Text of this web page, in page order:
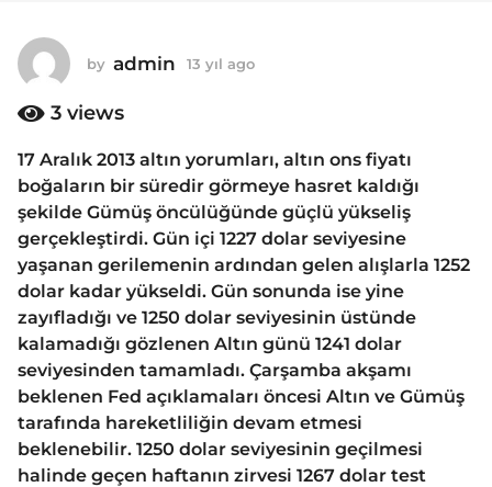
o
1
3
ı
l
a
g
o
by admin 13 yıl ago
a
g
o
3 views
17 Aralık 2013 altın yorumları, altın ons fiyatı
boğaların bir süredir görmeye hasret kaldığı
şekilde Gümüş öncülüğünde güçlü yükseliş
gerçekleştirdi. Gün içi 1227 dolar seviyesine
yaşanan gerilemenin ardından gelen alışlarla 1252
dolar kadar yükseldi. Gün sonunda ise yine
zayıfladığı ve 1250 dolar seviyesinin üstünde
kalamadığı gözlenen Altın günü 1241 dolar
seviyesinden tamamladı. Çarşamba akşamı
beklenen Fed açıklamaları öncesi Altın ve Gümüş
tarafında hareketliliğin devam etmesi
beklenebilir. 1250 dolar seviyesinin geçilmesi
halinde geçen haftanın zirvesi 1267 dolar test